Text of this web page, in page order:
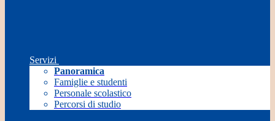
Servizi
Panoramica
Famiglie e studenti
Personale scolastico
Percorsi di studio